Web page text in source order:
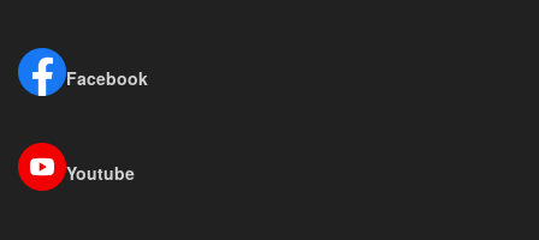
Facebook
Youtube